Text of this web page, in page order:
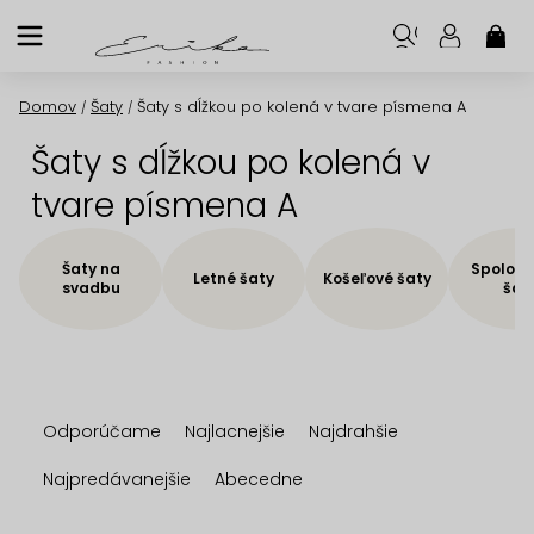
na
Domov / Šaty / Šaty s dĺžkou po kolená v tvare písmena A
Šaty s dĺžkou po kolená v
tvare písmena A
Šaty na
svadbu
Letné šaty Košeľové šaty
a
d
Odporúčame Najlacnejšie
Najdrahšie
Najpredávanejšie
Abecedne